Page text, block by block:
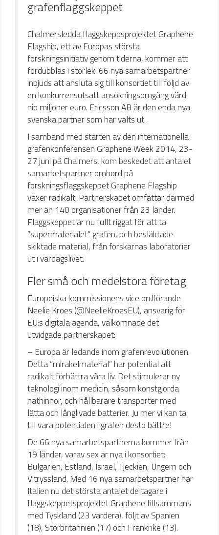
grafenflaggskeppet
Chalmersledda flaggskeppsprojektet Graphene
Flagship, ett av Europas största
forskningsinitiativ genom tiderna, kommer att
fördubblas i storlek. 66 nya samarbetspartner
inbjuds att ansluta sig till konsortiet till följd av
en konkurrensutsatt ansökningsomgång värd
nio miljoner euro. Ericsson AB är den enda nya
svenska partner som har valts ut.
​I samband med starten av den internationella
grafenkonferensen Graphene Week 2014, 23-
27 juni på Chalmers, kom beskedet att antalet
samarbetspartner ombord på
forskningsflaggskeppet Graphene Flagship
växer radikalt. Partnerskapet omfattar därmed
mer än 140 organisationer från 23 länder.
Flaggskeppet är nu fullt riggat för att ta
”supermaterialet” grafen, och besläktade
skiktade material, från forskarnas laboratorier
ut i vardagslivet.
Fler små och medelstora företag
Europeiska kommissionens vice ordförande
Neelie Kroes (@NeelieKroesEU), ansvarig för
EU:s digitala agenda, välkomnade det
utvidgade partnerskapet:
– Europa är ledande inom grafenrevolutionen.
Detta ”mirakelmaterial” har potential att
radikalt förbättra våra liv. Det stimulerar ny
teknologi inom medicin, såsom konstgjorda
näthinnor, och hållbarare transporter med
lätta och långlivade batterier. Ju mer vi kan ta
till vara potentialen i grafen desto bättre!
De 66 nya samarbetspartnerna kommer från
19 länder, varav sex är nya i konsortiet:
Bulgarien, Estland, Israel, Tjeckien, Ungern och
Vitryssland. Med 16 nya samarbetspartner har
Italien nu det största antalet deltagare i
flaggskeppetsprojektet Graphene tillsammans
med Tyskland (23 vardera), följt av Spanien
(18), Storbritannien (17) och Frankrike (13).